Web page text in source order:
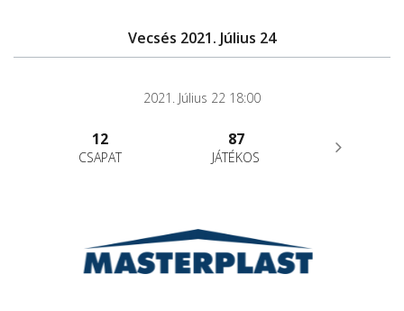
Vecsés 2021. Július 24
2021. Július 22 18:00
12
CSAPAT
87
JÁTÉKOS